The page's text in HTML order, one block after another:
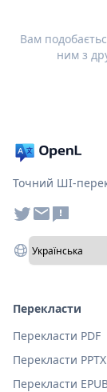
Вам
ним з
Точний ШІ-
Перекласти
Перекласти PDF
Перекласти PPTX
Перекласти